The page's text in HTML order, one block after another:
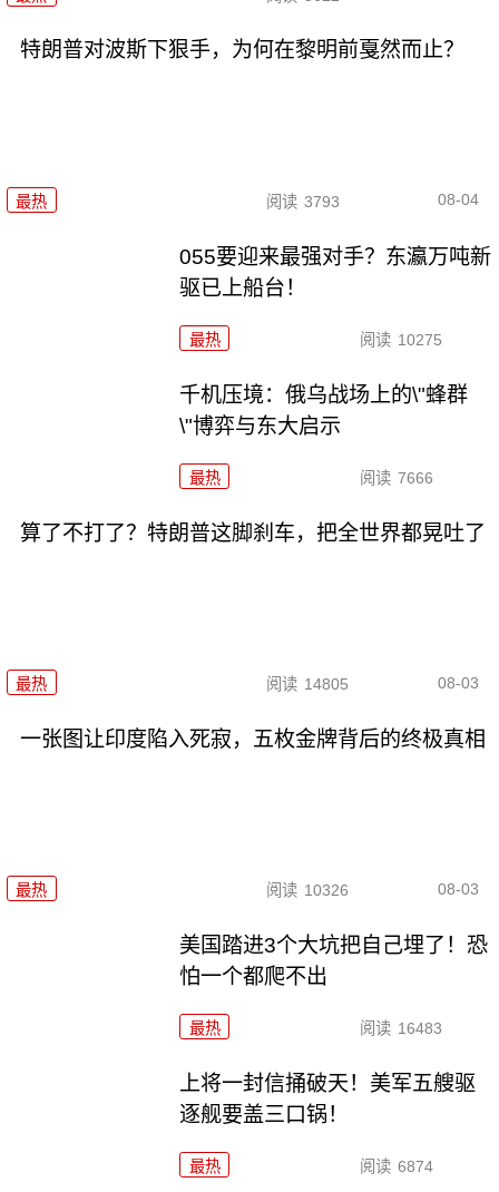
特朗普对波斯下狠手，为何在黎明前戛然而止？
最热 阅读 3793 08-04
055要迎来最强对手？东瀛万吨新
驱已上船台！
最热 阅读 10275
千机压境：俄乌战场上的\"蜂群
\"博弈与东大启示
最热 阅读 7666
算了不打了？特朗普这脚刹车，把全世界都晃吐了
最热 阅读 14805 08-03
一张图让印度陷入死寂，五枚金牌背后的终极真相
最热 阅读 10326 08-03
美国踏进3个大坑把自己埋了！恐
怕一个都爬不出
最热 阅读 16483
上将一封信捅破天！美军五艘驱
逐舰要盖三口锅！
最热 阅读 6874